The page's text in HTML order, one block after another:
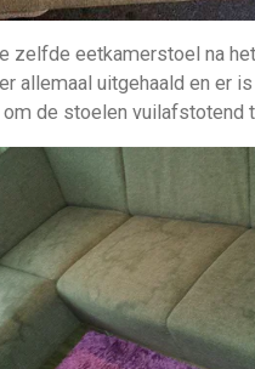
zelfde eetkamerstoel na
allemaal uitgehaald en er
om de stoelen vuilafstotend